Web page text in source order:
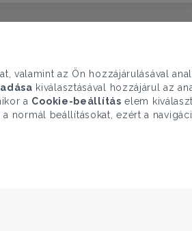
valamint az Ön hozzájárulásával
kiválasztásával hozzájárul az
a Cookie-beállítás elem
a normál beállításokat, ezért a